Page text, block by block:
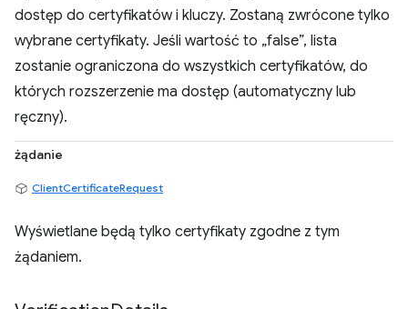
dostęp do certyfikatów i kluczy. Zostaną zwrócone tylko
wybrane certyfikaty. Jeśli wartość to „false”, lista
zostanie ograniczona do wszystkich certyfikatów, do
których rozszerzenie ma dostęp (automatyczny lub
ręczny).
żądanie
ClientCertificateRequest
Wyświetlane będą tylko certyfikaty zgodne z tym
żądaniem.